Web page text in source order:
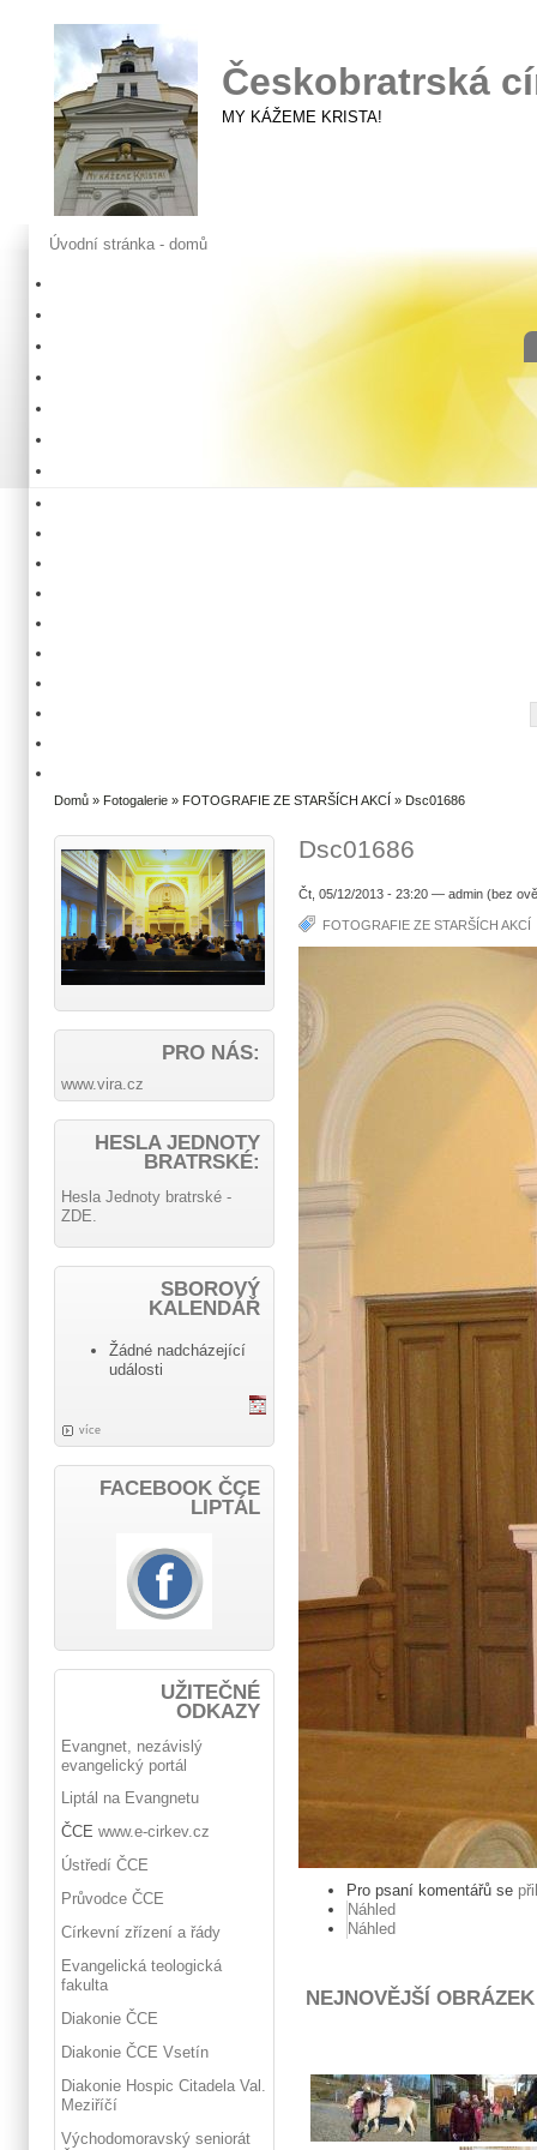
Českobratrská
MY KÁŽEME KRISTA!
Úvodní stránka - domů
Domů » Fotogalerie » FOTOGRAFIE ZE STARŠÍCH AKCÍ » Dsc01686
Dsc01686
Čt, 05/12/2013 - 23:20 — admin (bez
FOTOGRAFIE ZE STARŠÍCH AKCÍ
Pro psaní komentářů se
Náhled
Náhled
NEJNOVĚJŠÍ OBRÁZEK
PRO NÁS:
www.vira.cz
HESLA JEDNOTY
BRATRSKÉ:
Hesla Jednoty bratrské -
ZDE.
SBOROVÝ
KALENDÁŘ
Žádné nadcházející
události
více
FACEBOOK ČCE
LIPTÁL
UŽITEČNÉ
ODKAZY
Evangnet, nezávislý
evangelický portál
Liptál na Evangnetu
ČCE www.e-cirkev.cz
Ústředí ČCE
Průvodce ČCE
Církevní zřízení a řády
Evangelická teologická
fakulta
Diakonie ČCE
Diakonie ČCE Vsetín
Diakonie Hospic Citadela Val.
Meziříčí
Východomoravský seniorát